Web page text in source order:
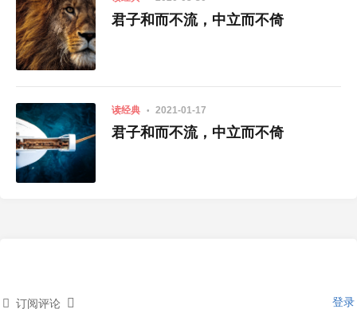
君子和而不流，中立而不倚
读经典 2021-01-17
君子和而不流，中立而不倚
订阅评论 登录